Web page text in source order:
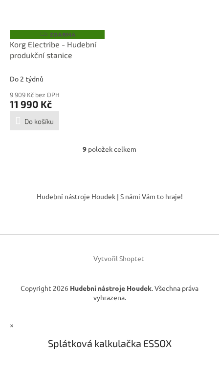
Z
D
A
R
ZDARMA
Korg Electribe - Hudební
produkční stanice
Do 2 týdnů
9 909 Kč bez DPH
11 990 Kč
Do košíku
O
a
r
k
y
p
i
9 položek celkem
í
Hudební nástroje Houdek | S námi Vám to hraje!
Vytvořil Shoptet
Copyright 2026 Hudební nástroje Houdek. Všechna práva
vyhrazena.
×
Splátková kalkulačka ESSOX